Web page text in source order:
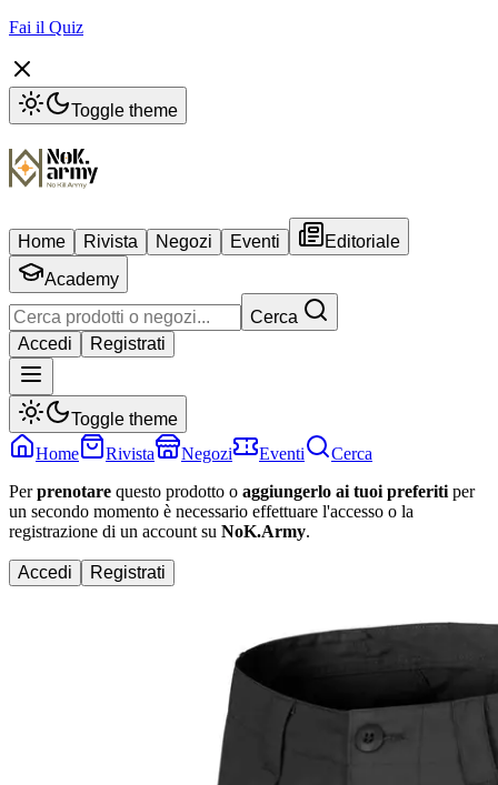
Fai il Quiz
Toggle theme
Home Rivista Negozi Eventi
Editoriale
Academy
Cerca
Accedi
Registrati
Toggle theme
Home
Rivista Negozi Eventi
Cerca
Perprenotare questo prodotto o aggiungerlo ai tuoi preferiti per
un secondo momento è necessario effettuare l'accesso o la
registrazione di un account su NoK.Army.
Accedi Registrati